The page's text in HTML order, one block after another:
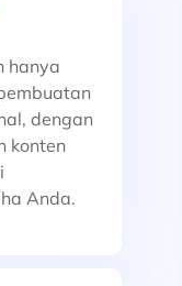
hanya
dengan
konten
Anda.